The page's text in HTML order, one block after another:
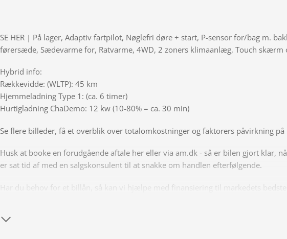
SE HER | På lager, Adaptiv fartpilot, Nøglefri døre + start, P-sensor for/bag m.
førersæde, Sædevarme for, Ratvarme, 4WD, 2 zoners klimaanlæg, Touch skærm
Hybrid info:
Rækkevidde: (WLTP): 45 km
Hjemmeladning Type 1: (ca. 6 timer)
Hurtigladning ChaDemo: 12 kw (10-80% = ca. 30 min)
Se flere billeder, få et overblik over totalomkostninger og faktorers påvirkning
Husk at booke en forudgående aftale her eller via am.dk - så er bilen gjort klar,
er sat tid af med en salgskonsulent til at snakke om handlen efterfølgende.
Har du behov for et billån, så kan vi hjælpe med finansiering til markedets bedste
Salgsafdelingen åbningstider: